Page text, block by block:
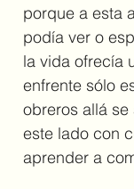
porque a esta
podía ver o
la vida ofrecía
enfrente sólo
obreros allá
este lado con
aprender a